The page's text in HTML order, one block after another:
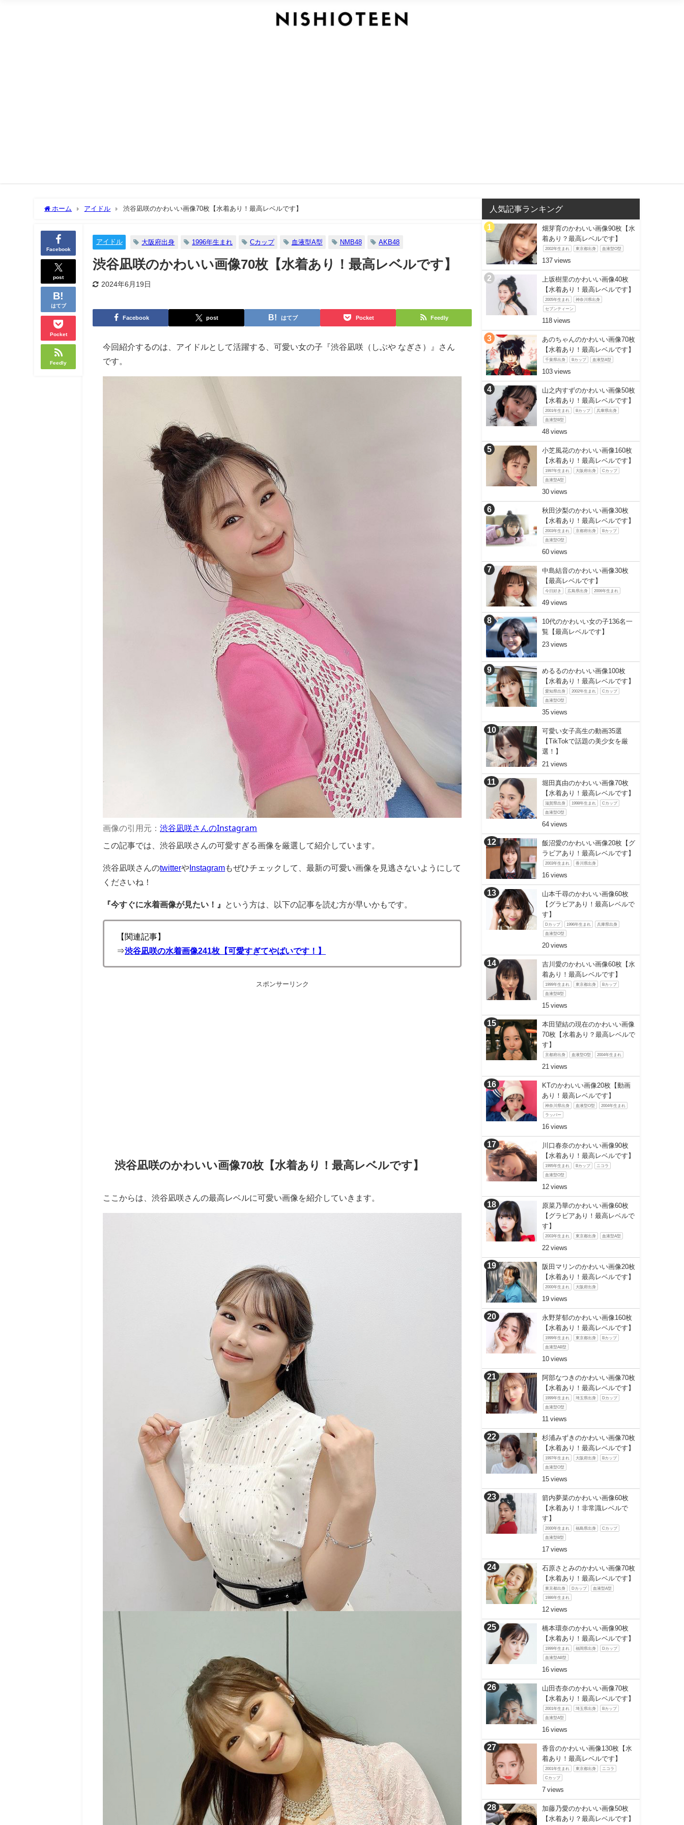
ホーム アイドル 渋谷凪咲のかわいい画像70枚【水着あり！最高レベルです】
Facebook
post
はてブ
Pocket
Feedly
アイドル 大阪府出身 1996年生まれ Cカップ 血液型A型 NMB48 AKB48
渋谷凪咲のかわいい画像70枚【水着あり！最高レベルです】
2024年6月19日
Facebook post はてブ Pocket Feedly
今回紹介するのは、アイドルとして活躍する、可愛い女の子『渋谷凪咲（しぶや なぎさ）』さん
です。
画像の引用元：渋谷凪咲さんのInstagram
この記事では、渋谷凪咲さんの可愛すぎる画像を厳選して紹介しています。
渋谷凪咲さんのtwitterやInstagramもぜひチェックして、最新の可愛い画像を見逃さないようにして
くださいね！
『今すぐに水着画像が見たい！』 という方は、以下の記事を読む方が早いかもです。
【関連記事】
⇒渋谷凪咲の水着画像241枚【可愛すぎてやばいです！】
スポンサーリンク
渋谷凪咲のかわいい画像70枚【水着あり！最高レベルです】
ここからは、渋谷凪咲さんの最高レベルに可愛い画像を紹介していきます。
人気記事ランキング
畑芽育のかわいい画像90枚【水
着あり？最高レベルです】
2002年生まれ 東京都出身 血液型O型
137
上坂樹里のかわいい画像40枚
【水着あり！最高レベルです】
2005年生まれ 神奈川県出身
セブンティーン
118
あのちゃんのかわいい画像70枚
【水着あり！最高レベルです】
千葉県出身 Bカップ 血液型A型
103
山之内すずのかわいい画像50枚
【水着あり！最高レベルです】
2001年生まれ Bカップ 兵庫県出身
血液型B型
48
小芝風花のかわいい画像160枚
【水着あり！最高レベルです】
1997年生まれ 大阪府出身 Cカップ
血液型A型
30
秋田汐梨のかわいい画像30枚
【水着あり！最高レベルです】
2003年生まれ 京都府出身 Bカップ
血液型O型
60
中島結音のかわいい画像30枚
【最高レベルです】
今日好き 広島県出身 2006年生まれ
49
10代のかわいい女の子136名一
覧【最高レベルです】
23
めるるのかわいい画像100枚
【水着あり！最高レベルです】
愛知県出身 2002年生まれ Cカップ
血液型O型
35
可愛い女子高生の動画35選
【TikTokで話題の美少女を厳
選！】
21
堀田真由のかわいい画像70枚
【水着あり！最高レベルです】
滋賀県出身 1998年生まれ Cカップ
血液型O型
64
飯沼愛のかわいい画像20枚【グ
ラビアあり！最高レベルです】
2003年生まれ 香川県出身
16
山本千尋のかわいい画像60枚
【グラビアあり！最高レベルで
す】
Dカップ 1996年生まれ 兵庫県出身
血液型O型
20
吉川愛のかわいい画像60枚【水
着あり！最高レベルです】
1999年生まれ 東京都出身 Bカップ
血液型B型
15
本田望結の現在のかわいい画像
70枚【水着あり？最高レベルで
す】
京都府出身 血液型O型 2004年生まれ
21
KTのかわいい画像20枚【動画
あり！最高レベルです】
神奈川県出身 血液型O型 2004年生まれ
ラッパー
16
川口春奈のかわいい画像90枚
【水着あり！最高レベルです】
1995年生まれ Bカップ ニコラ
血液型O型
12
原菜乃華のかわいい画像60枚
【グラビアあり！最高レベルで
す】
2003年生まれ 東京都出身 血液型A型
22
阪田マリンのかわいい画像20枚
【水着あり！最高レベルです】
2000年生まれ 大阪府出身
19
永野芽郁のかわいい画像160枚
【水着あり！最高レベルです】
1999年生まれ 東京都出身 Bカップ
血液型AB型
10
阿部なつきのかわいい画像70枚
【水着あり！最高レベルです】
1999年生まれ 埼玉県出身 Dカップ
血液型O型
11
杉浦みずきのかわいい画像70枚
【水着あり！最高レベルです】
1997年生まれ 大阪府出身 Bカップ
血液型O型
15
箭内夢菜のかわいい画像60枚
【水着あり！非常識レベルで
す】
2000年生まれ 福島県出身 Cカップ
血液型B型
17
石原さとみのかわいい画像70枚
【水着あり！最高レベルです】
東京都出身 Dカップ 血液型A型
1986年生まれ
12
橋本環奈のかわいい画像90枚
【水着あり！最高レベルです】
1999年生まれ 福岡県出身 Dカップ
血液型AB型
16
山田杏奈のかわいい画像70枚
【水着あり！最高レベルです】
2001年生まれ 埼玉県出身 Bカップ
血液型A型
16
香音のかわいい画像130枚【水
着あり！最高レベルです】
2001年生まれ 東京都出身 ニコラ
Cカップ
7
加藤乃愛のかわいい画像50枚
【水着あり？最高レベルです】